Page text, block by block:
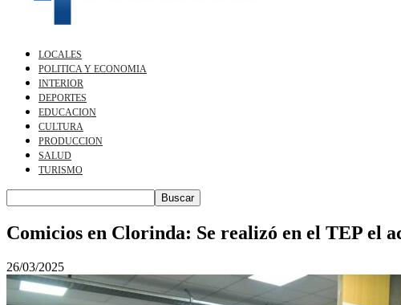
LOCALES
POLITICA Y ECONOMIA
INTERIOR
DEPORTES
EDUCACION
CULTURA
PRODUCCION
SALUD
TURISMO
Comicios en Clorinda: Se realizó en el TEP el
26/03/2025